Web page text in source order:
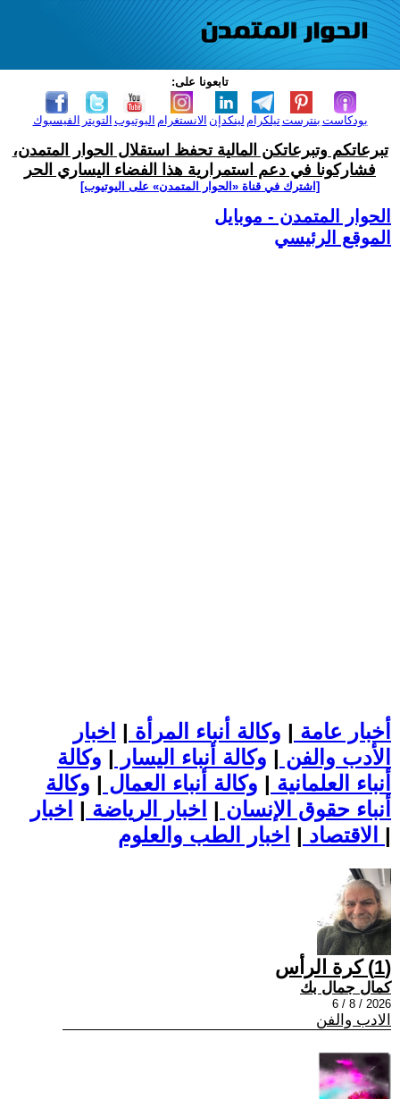
تابعونا على:
الفيسبوك التويتر اليوتيوب الانستغرام لينكدإن تيلكرامبنترست بودكاست
تبرعاتكم وتبرعاتكن المالية تحفظ استقلال الحوار المتمدن،
فشاركونا في دعم استمرارية هذا الفضاء اليساري الحر
[اشترك في قناة ‫«الحوار المتمدن» على اليوتيوب]
الحوار المتمدن - موبايل
الموقع الرئيسي
أخبار عامة | وكالة أنباء المرأة | اخبار
الأدب والفن | وكالة أنباء اليسار | وكالة
أنباء العلمانية | وكالة أنباء العمال | وكالة
أنباء حقوق الإنسان | اخبار الرياضة | اخبار
الاقتصاد | |
(1) كرة الرأس
كمال جمال بك
2026 / 8 / 6
الادب والفن